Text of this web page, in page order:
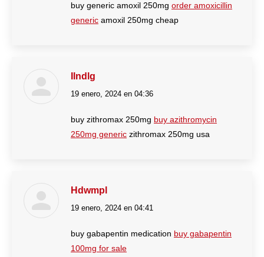
buy generic amoxil 250mg order amoxicillin
generic amoxil 250mg cheap
Ilndlg
dice:
19 enero, 2024 en 04:36
buy zithromax 250mg buy azithromycin
250mg generic zithromax 250mg usa
Hdwmpl
dice:
19 enero, 2024 en 04:41
buy gabapentin medication buy gabapentin
100mg for sale